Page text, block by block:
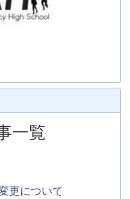
取組
一覧
更について